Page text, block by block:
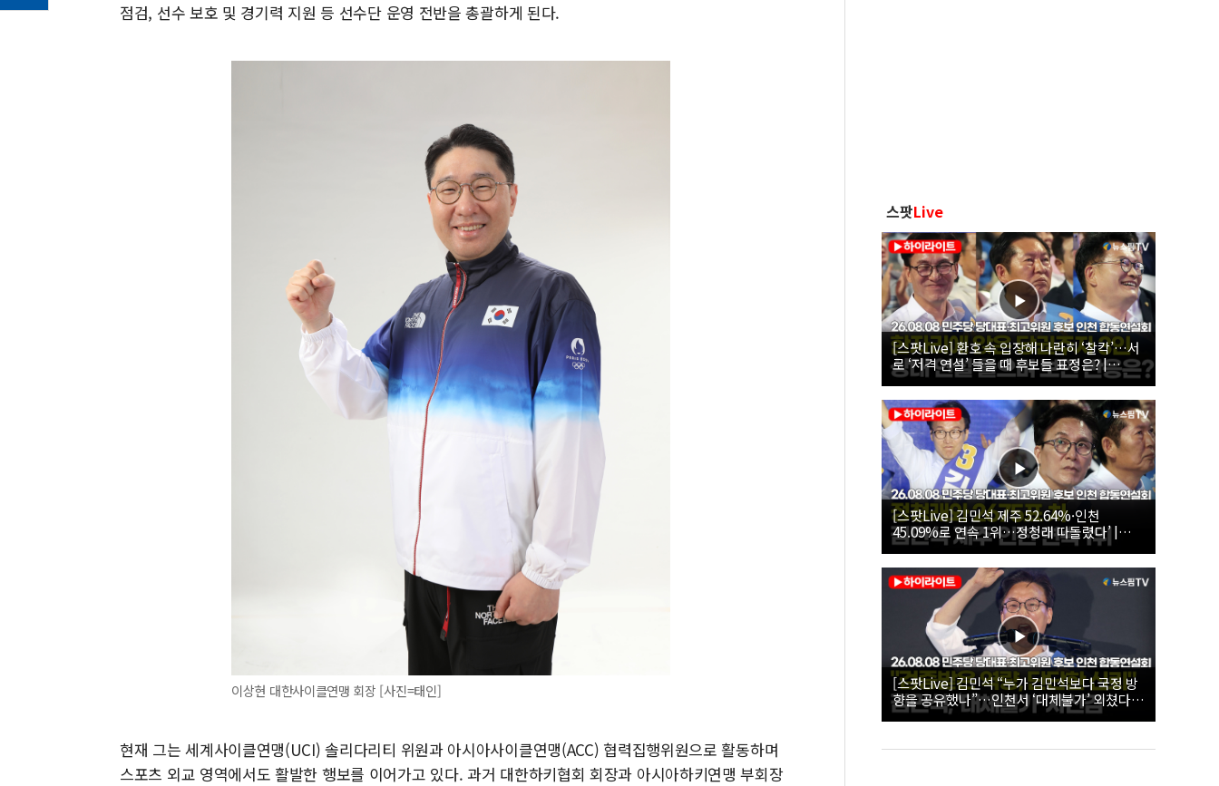
점검, 선수 보호 및 경기력 지원 등 선수단 운영 전반을 총괄하게 된다.
이상현 대한사이클연맹 회장 [사진=태인]
현재 그는 세계사이클연맹(UCI) 솔리다리티 위원과 아시아사이클연맹(ACC) 협력집행위원으로 활동하며
스포츠 외교 영역에서도 활발한 행보를 이어가고 있다. 과거 대한하키협회 회장과 아시아하키연맹 부회장
스팟Live
[스팟Live] 환호 속 입장해 나란히 ‘찰칵’…서
로 ‘저격 연설’ 들을 때 후보들 표정은? |
26.08.08 더불어민주당 당대표·최고위원 후
보 인천 합동연설회
[스팟Live] 김민석 제주 52.64%·인천
45.09%로 연속 1위…정청래 따돌렸다’ |
26.08.08 더불어민주당 당대표·최고위원 후
보 인천 합동연설회
[스팟Live] 김민석 “누가 김민석보다 국정 방
향을 공유했나”…인천서 ‘대체불가’ 외쳤다 |
26.08.08 더불어민주당 당대표·최고위원 후